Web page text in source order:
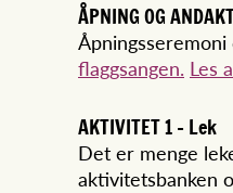
ÅPNING OG
flaggsangen. Les
AKTIVITET 1 - Lek
Det er menge
aktivitetsbanken